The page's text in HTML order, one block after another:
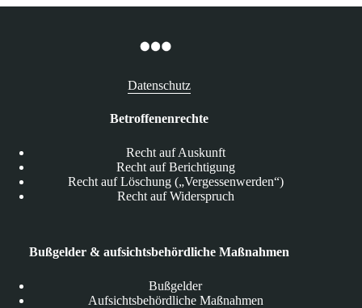
Datenschutz
Betroffenenrechte
Recht auf Auskunft
Recht auf Berichtigung
Recht auf Löschung („Vergessenwerden“)
Recht auf Widerspruch
Bußgelder & aufsichtsbehördliche Maßnahmen
Bußgelder
Aufsichtsbehördliche Maßnahmen